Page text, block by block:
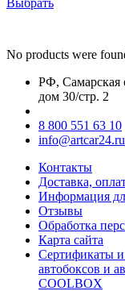
Выбрать
No products were
РФ, Самарская
дом 30/стр. 2
8 800 551 63 10
info@artcar24.ru
Контакты
Доставка,
Информация
Отзывы
Обработка
Карта сайта
Сертификаты и
автобоксов и
COOLBOX